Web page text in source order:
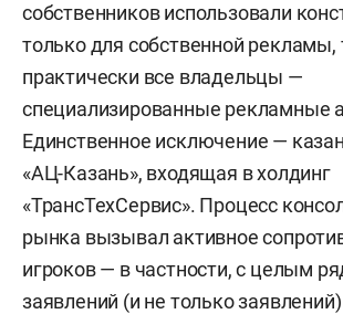
собственников использовали
только для собственной рекламы,
практически все владельцы —
специализированные рекламные
Единственное исключение —
«АЦ-Казань», входящая в холдинг
«ТрансТехСервис». Процесс
рынка вызывал активное
игроков — в частности, с целым
заявлений (и не только